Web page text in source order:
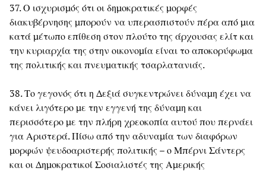
37. Ο ισχυρισμός ότι οι δημοκρατικές μορφές
διακυβέρνησης μπορούν να υπερασπιστούν πέρα από μια
κατά μέτωπο επίθεση στον πλούτο της άρχουσας ελίτ και
την κυριαρχία της στην οικονομία είναι το αποκορύφωμα
της πολιτικής και πνευματικής τσαρλατανιάς.
38. Το γεγονός ότι η Δεξιά συγκεντρώνει δύναμη έχει να
κάνει λιγότερο με την εγγενή της δύναμη και
περισσότερο με την πλήρη χρεοκοπία αυτού που περνάει
για Αριστερά. Πίσω από την αδυναμία των διαφόρων
μορφών ψευδοαριστερής πολιτικής – ο Μπέρνι Σάντερς
και οι Δημοκρατικοί Σοσιαλιστές της Αμερικής